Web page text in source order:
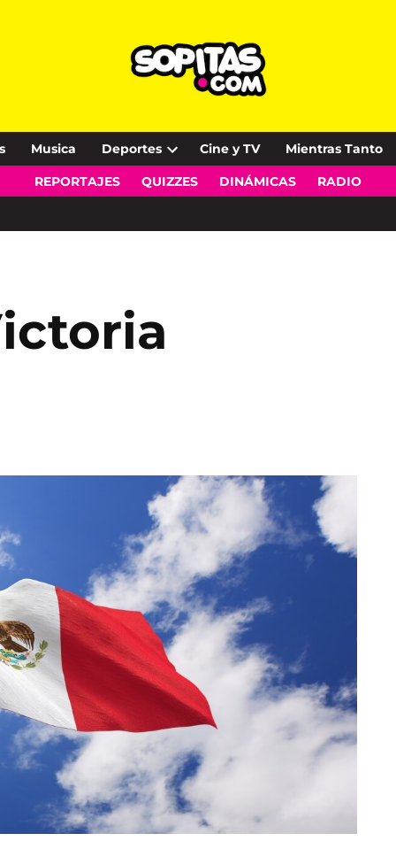
Musica Deportes
Open
dropdown
Cine y TV Mientras Tanto
REPORTAJES QUIZZES DINÁMICAS RADIO